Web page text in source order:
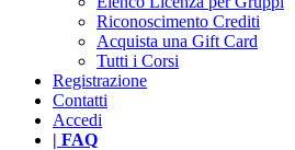
Riconoscimento Crediti
Acquista una Gift Card
Tutti i Corsi
Registrazione
Contatti
Accedi
| FAQ